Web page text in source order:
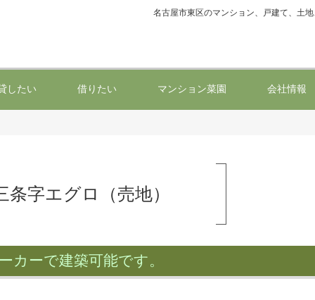
名古屋市東区のマンション、戸建て、土
したい 借りたい マンション菜園 会社情報
条字エグロ（売地）
カーで建築可能です。